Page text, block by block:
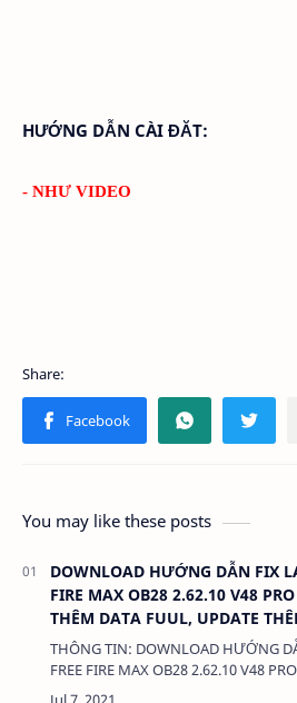
HƯỚNG DẪN CÀI ĐĂT:
- NHƯ VIDEO
You may like these posts
DOWNLOAD HƯỚNG DẪN FIX
FIRE MAX OB28 2.62.10 V48
THÊM DATA FUUL, UPDATE
TRỜI SÁNG
THÔNG TIN: DOWNLOAD HƯỚNG
FREE FIRE MAX OB28 2.62.10 V48
THÊM DATA FUUL, UPDATE THÊM